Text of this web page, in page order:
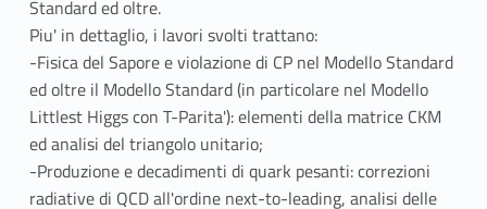
Standard ed oltre.
Piu' in dettaglio, i lavori svolti trattano:
-Fisica del Sapore e violazione di CP nel Modello Standard
ed oltre il Modello Standard (in particolare nel Modello
Littlest Higgs con T-Parita'): elementi della matrice CKM
ed analisi del triangolo unitario;
-Produzione e decadimenti di quark pesanti: correzioni
radiative di QCD all'ordine next-to-leading, analisi delle